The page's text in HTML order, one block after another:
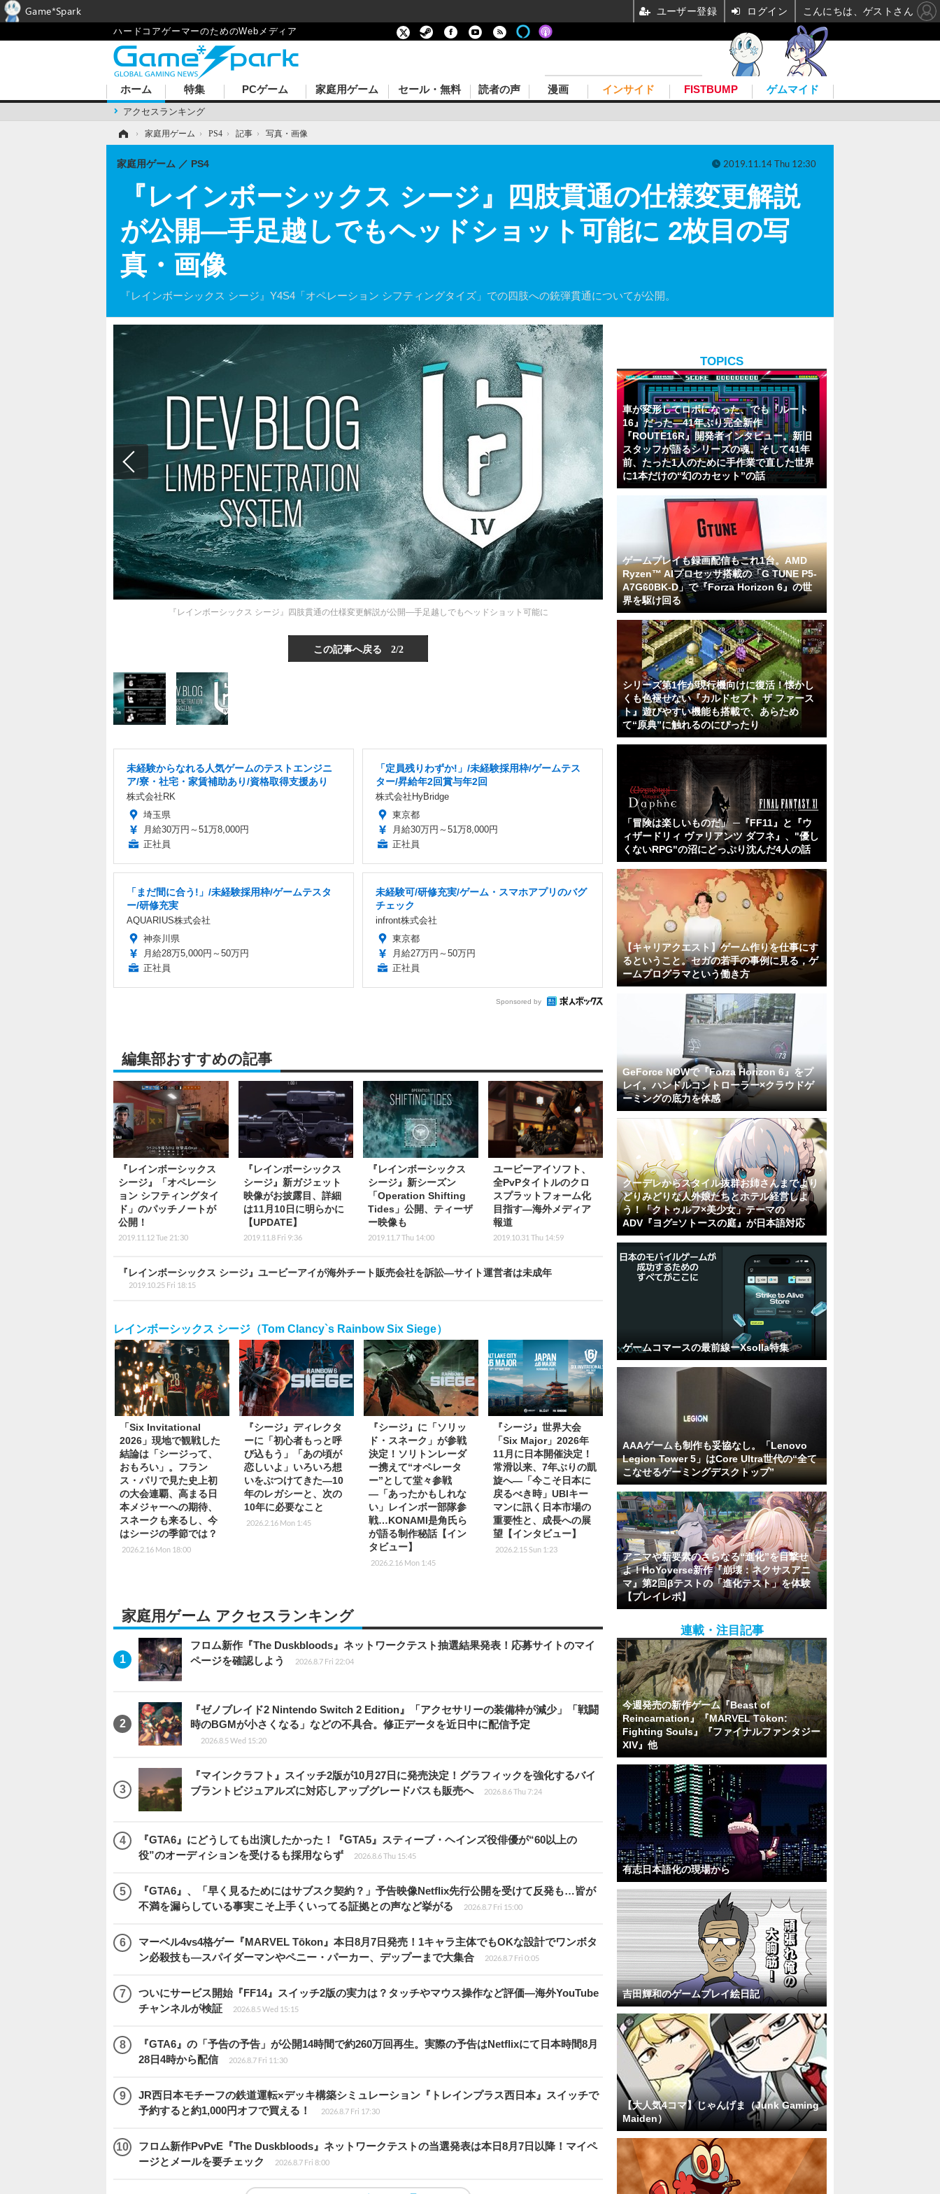
ハードコアゲーマーのためのWebメディア
ホーム
アクセスランキング
特集 PCゲーム 家庭用ゲーム セール・無料 読者の声 漫画 インサイド FISTBUMP ゲムマイド
› 家庭用ゲーム › PS4 › 記事 › 写真・画像
『レインボーシックス シージ』四肢貫通の仕様変更解説
が公開―手足越しでもヘッドショット可能に 2枚目の写
真・画像
『レインボーシックス シージ』Y4S4「オペレーション シフティングタイズ」での四肢への銃弾貫通についてが公開。
家庭用ゲーム PS4 2019.11.14 Thu 12:30
『レインボーシックス シージ』四肢貫通の仕様変更解説が公開―手足越しでもヘッドショット可能に
この記事へ戻る 2/2
未経験からなれる人気ゲームのテストエンジニ
ア/寮・社宅・家賃補助あり/資格取得支援あり
株式会社RK
埼玉県
月給30万円～51万8,000円
正社員
「定員残りわずか!」/未経験採用枠/ゲームテス
ター/昇給年2回賞与年2回
株式会社HyBridge
東京都
月給30万円～51万8,000円
正社員
「まだ間に合う!」/未経験採用枠/ゲームテスタ
ー/研修充実
AQUARIUS株式会社
神奈川県
月給28万5,000円～50万円
正社員
未経験可/研修充実/ゲーム・スマホアプリのバグ
チェック
infront株式会社
東京都
月給27万円～50万円
正社員
Sponsored by
編集部おすすめの記事
『レインボーシックス
シージ』「オペレーシ
ョン シフティングタイ
ド」のパッチノートが
公開！
2019.11.12 Tue 21:30
『レインボーシックス
シージ』新ガジェット
映像がお披露目、詳細
は11月10日に明らかに
【UPDATE】
2019.11.8 Fri 9:36
『レインボーシックス
シージ』新シーズン
「Operation Shifting
Tides」公開、ティーザ
ー映像も
2019.11.7 Thu 14:00
ユービーアイソフト、
全PvPタイトルのクロ
スプラットフォーム化
目指す―海外メディア
報道
2019.10.31 Thu 14:59
『レインボーシックス シージ』ユービーアイが海外チート販売会社を訴訟―サイト運営者は未成年
2019.10.25 Fri 18:15
レインボーシックス シージ（Tom Clancy`s Rainbow Six Siege）
「Six Invitational
2026」現地で観戦した
結論は「シージって、
おもろい」。フラン
ス・パリで見た史上初
の大会連覇、高まる日
本メジャーへの期待、
スネークも来るし、今
はシージの季節では？
2026.2.16 Mon 18:00
『シージ』ディレクタ
ーに「初心者もっと呼
び込もう」「あの頃が
恋しいよ」いろいろ想
いをぶつけてきた―10
年のレガシーと、次の
10年に必要なこと
2026.2.16 Mon 1:45
『シージ』に「ソリッ
ド・スネーク」が参戦
決定！ソリトンレーダ
ー携えて“オペレータ
ー”として堂々参戦
―「あったかもしれな
い」レインボー部隊参
戦…KONAMI是角氏ら
が語る制作秘話【イン
タビュー】
2026.2.16 Mon 1:45
『シージ』世界大会
「Six Major」2026年
11月に日本開催決定！
常滑以来、7年ぶりの凱
旋へ―「今こそ日本に
戻るべき時」UBIキー
マンに訊く日本市場の
重要性と、成長への展
望【インタビュー】
2026.2.15 Sun 1:23
家庭用ゲーム アクセスランキング
フロム新作『The Duskbloods』ネットワークテスト抽選結果発表！応募サイトのマイ
ページを確認しよう
2026.8.7 Fri 22:04
『ゼノブレイド2 Nintendo Switch 2 Edition』「アクセサリーの装備枠が減少」「戦闘
時のBGMが小さくなる」などの不具合。修正データを近日中に配信予定
2026.8.5 Wed 15:20
『マインクラフト』スイッチ2版が10月27日に発売決定！グラフィックを強化するバイ
ブラントビジュアルズに対応しアップグレードパスも販売へ
2026.8.6 Thu 7:24
『GTA6』にどうしても出演したかった！『GTA5』スティーブ・ヘインズ役俳優が“60以上の
役”のオーディションを受けるも採用ならず
2026.8.6 Thu 15:45
『GTA6』、「早く見るためにはサブスク契約？」予告映像Netflix先行公開を受けて反発も…皆が
不満を漏らしている事実こそ上手くいってる証拠との声など挙がる
2026.8.7 Fri 15:00
マーベル4vs4格ゲー『MARVEL Tōkon』本日8月7日発売！1キャラ主体でもOKな設計でワンボタ
ン必殺技も―スパイダーマンやペニー・パーカー、デップーまで大集合
2026.8.7 Fri 0:05
ついにサービス開始『FF14』スイッチ2版の実力は？タッチやマウス操作など評価―海外YouTube
チャンネルが検証
2026.8.5 Wed 15:15
『GTA6』の「予告の予告」が公開14時間で約260万回再生。実際の予告はNetflixにて日本時間8月
28日4時から配信
2026.8.7 Fri 11:30
JR西日本モチーフの鉄道運転×デッキ構築シミュレーション『トレインプラス西日本』スイッチで
予約すると約1,000円オフで買える！
2026.8.7 Fri 17:30
フロム新作PvPvE『The Duskbloods』ネットワークテストの当選発表は本日8月7日以降！マイペ
ージとメールを要チェック
2026.8.7 Fri 8:00
TOPICS
車が変形してロボになった、でも『ルート
16』だった―41年ぶり完全新作
『ROUTE16R』開発者インタビュー。新旧
スタッフが語るシリーズの魂。そして41年
前、たった1人のために手作業で直した世界
に1本だけの“幻のカセット”の話
ゲームプレイも録画配信もこれ1台。AMD
Ryzen™ AIプロセッサ搭載の「G TUNE P5-
A7G60BK-D」で『Forza Horizon 6』の世
界を駆け回る
シリーズ第1作が現行機向けに復活！懐かし
くも色褪せない『カルドセプト ザ ファース
ト』遊びやすい機能も搭載で、あらため
て“原典”に触れるのにぴったり
「冒険は楽しいものだ」 ─『FF11』と『ウ
ィザードリィ ヴァリアンツ ダフネ』、"優し
くないRPG"の沼にどっぷり沈んだ4人の話
【キャリアクエスト】ゲーム作りを仕事にす
るということ。セガの若手の事例に見る，ゲ
ームプログラマという働き方
GeForce NOWで『Forza Horizon 6』をプ
レイ。ハンドルコントローラー×クラウドゲ
ーミングの底力を体感
クーデレからスタイル抜群お姉さんまでより
どりみどりな人外娘たちとホテル経営しよ
う！「クトゥルフ×美少女」テーマの
ADV『ヨグ=ソトースの庭』が日本語対応
ゲームコマースの最前線ーXsolla特集
AAAゲームも制作も妥協なし。「Lenovo
Legion Tower 5」はCore Ultra世代の“全て
こなせるゲーミングデスクトップ”
アニマや新要素のさらなる“進化”を目撃せ
よ！HoYoverse新作『崩壊：ネクサスアニ
マ』第2回βテストの「進化テスト」を体験
【プレイレポ】
連載・注目記事
今週発売の新作ゲーム『Beast of
Reincarnation』『MARVEL Tōkon:
Fighting Souls』『ファイナルファンタジー
XIV』他
有志日本語化の現場から
吉田輝和のゲームプレイ絵日記
【大人気4コマ】じゃんげま（Junk Gaming
Maiden）
Game*Spark ユーザー登録 ログイン こんにちは、ゲストさん